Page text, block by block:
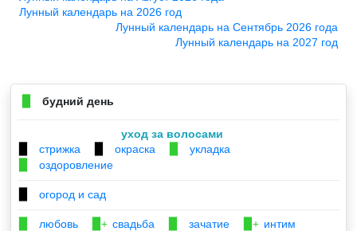
Лунный календарь на 2026 год
Лунный календарь на Сентябрь 2026 года
Лунный календарь на 2027 год
будний день
уход за волосами
стрижка окраска укладка
оздоровление
огород и сад
любовь ▉+ свадьба зачатие ▉+ интим